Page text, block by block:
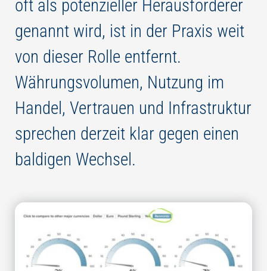
oft als potenzieller Herausforderer
genannt wird, ist in der Praxis weit
von dieser Rolle entfernt.
Währungsvolumen, Nutzung im
Handel, Vertrauen und Infrastruktur
sprechen derzeit klar gegen einen
baldigen Wechsel.